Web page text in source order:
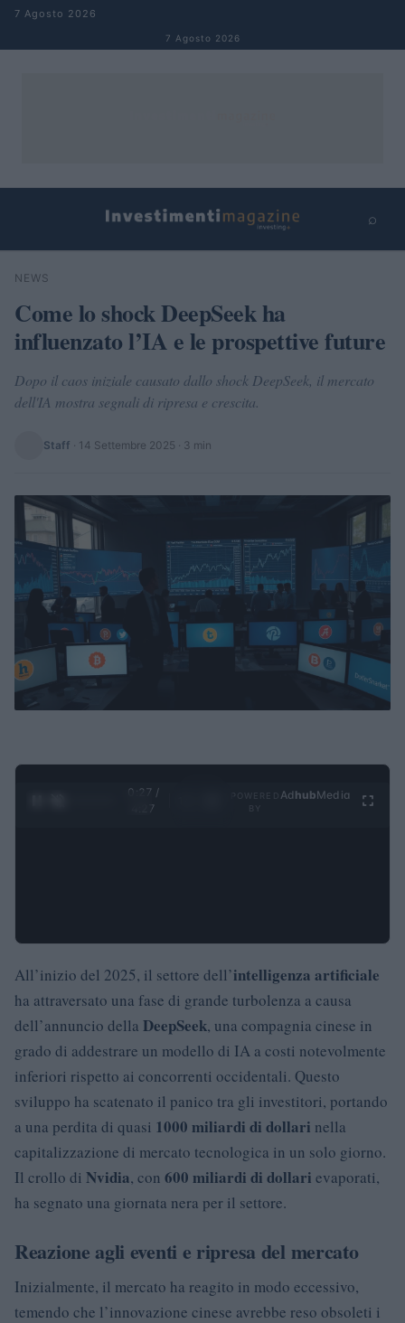
Salta al contenuto
7 Agosto 2026
7 Agosto 2026
⌕
Cerca
NEWS
Come lo shock DeepSeek ha
influenzato l’IA e le prospettive future
Dopo il caos iniziale causato dallo shock DeepSeek, il mercato
dell'IA mostra segnali di ripresa e crescita.
Staff · 14 Settembre 2025 · 3 min
0:28 /
4:27
Ad hubMedia
All’inizio del 2025, il settore dell’intelligenza artificiale
ha attraversato una fase di grande turbolenza a causa
dell’annuncio della DeepSeek, una compagnia cinese in
grado di addestrare un modello di IA a costi notevolmente
inferiori rispetto ai concorrenti occidentali. Questo
sviluppo ha scatenato il panico tra gli investitori, portando
a una perdita di quasi 1000 miliardi di dollari nella
capitalizzazione di mercato tecnologica in un solo giorno.
Il crollo di Nvidia, con 600 miliardi di dollari evaporati,
ha segnato una giornata nera per il settore.
Reazione agli eventi e ripresa del mercato
Inizialmente, il mercato ha reagito in modo eccessivo,
temendo che l’innovazione cinese avrebbe reso obsoleti i